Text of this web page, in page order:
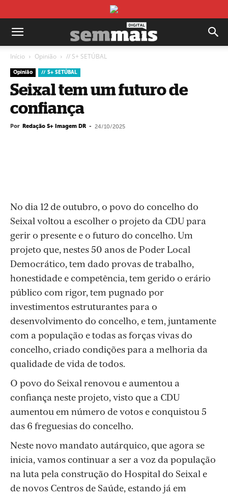
Início Opinião // S+ SETÚBAL
Opinião // S+ SETÚBAL
Seixal tem um futuro de
confiança
Por Redação S+ Imagem DR - 24/10/2025
No dia 12 de outubro, o povo do concelho do
Seixal voltou a escolher o projeto da CDU para
gerir o presente e o futuro do concelho. Um
projeto que, nestes 50 anos de Poder Local
Democrático, tem dado provas de trabalho,
honestidade e competência, tem gerido o erário
público com rigor, tem pugnado por
investimentos estruturantes para o
desenvolvimento do concelho, e tem, juntamente
com a população e todas as forças vivas do
concelho, criado condições para a melhoria da
qualidade de vida de todos.
O povo do Seixal renovou e aumentou a
confiança neste projeto, visto que a CDU
aumentou em número de votos e conquistou 5
das 6 freguesias do concelho.
Neste novo mandato autárquico, que agora se
inicia, vamos continuar a ser a voz da população
na luta pela construção do Hospital do Seixal e
de novos Centros de Saúde, estando já em